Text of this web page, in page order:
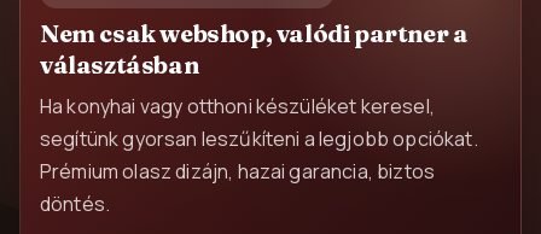
Nem csak webshop, valódi partner a
választásban
Ha konyhai vagy otthoni készüléket keresel,
segítünk gyorsan leszűkíteni a legjobb opciókat.
Prémium olasz dizájn, hazai garancia, biztos
döntés.